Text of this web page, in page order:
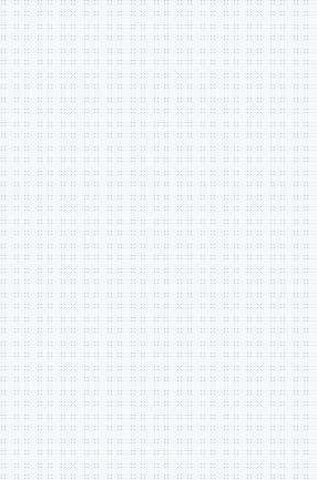
LOGISTICO? LA ZES SIA OCCASIONE DI